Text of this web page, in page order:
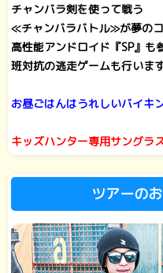
チャンバラ剣を使って戦う
≪チャンバラバトル≫が夢の
高性能アンドロイド『SP』も
班対抗の逃走ゲームも行いま
お昼ごはんはうれしいバイキ
キッズハンター専用サングラ
ツアーの